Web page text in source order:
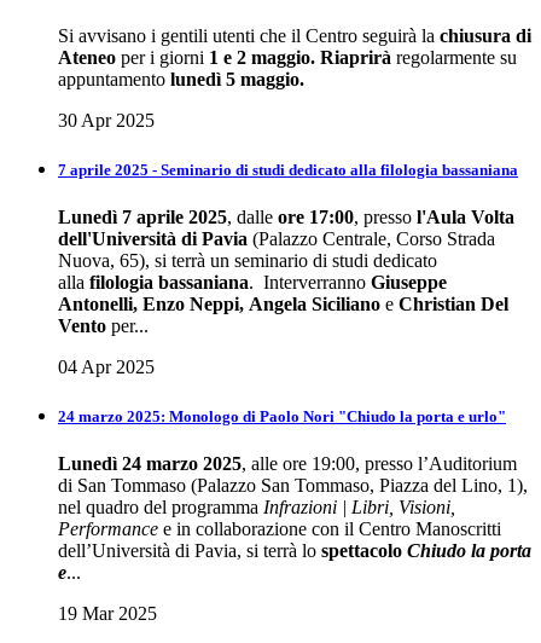
Si avvisano i gentili utenti che il Centro seguirà la chiusura di
Ateneo per i giorni 1 e 2 maggio. Riaprirà regolarmente su
appuntamento lunedì 5 maggio.
30 Apr 2025
7 aprile 2025 - Seminario di studi dedicato alla filologia bassaniana
Lunedì 7 aprile 2025, dalle ore 17:00, presso l'Aula Volta
dell'Università di Pavia (Palazzo Centrale, Corso Strada
Nuova, 65), si terrà un seminario di studi dedicato
alla filologia bassaniana. Interverranno Giuseppe
Antonelli, Enzo Neppi, Angela Siciliano e Christian Del
Vento per...
04 Apr 2025
24 marzo 2025: Monologo di Paolo Nori "Chiudo la porta e urlo"
Lunedì 24 marzo 2025, alle ore 19:00, presso l’Auditorium
di San Tommaso (Palazzo San Tommaso, Piazza del Lino, 1),
nel quadro del programma Infrazioni | Libri, Visioni,
Performance e in collaborazione con il Centro Manoscritti
dell’Università di Pavia, si terrà lo spettacolo Chiudo la porta
e...
19 Mar 2025